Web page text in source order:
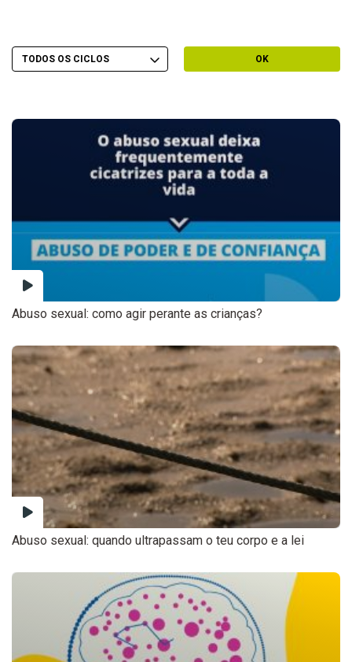
Filtrar por Ciclo
Escolher Ciclo OK
Abuso sexual: como agir perante as crianças?
Abuso sexual: quando ultrapassam o teu corpo e a lei